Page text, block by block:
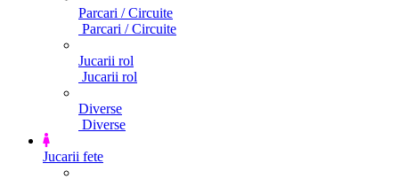
Parcari / Circuite
Parcari / Circuite
Jucarii rol
Jucarii rol
Diverse
Diverse
Jucarii fete